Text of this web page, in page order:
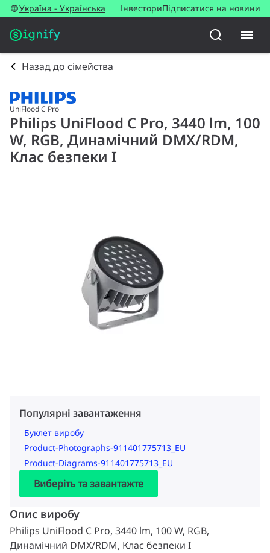
Україна - Українська ІнвесториПідписатися на новини
Назад до сімейства
UniFlood C Pro
Philips UniFlood C Pro, 3440 lm, 100
W, RGB, Динамічний DMX/RDM,
Клас безпеки I
Популярні завантаження
Буклет виробу
Product-Photographs-911401775713_EU
Product-Diagrams-911401775713_EU
Виберіть та завантажте
Опис виробу
Philips UniFlood C Pro, 3440 lm, 100 W, RGB,
Динамічний DMX/RDM, Клас безпеки I